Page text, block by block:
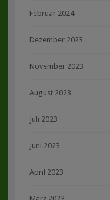
Februar 2024
Dezember 2023
November 2023
August 2023
Juli 2023
Juni 2023
April 2023